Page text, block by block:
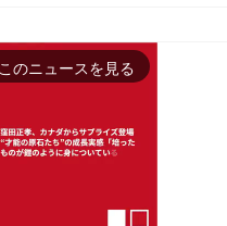
このニュースを見る